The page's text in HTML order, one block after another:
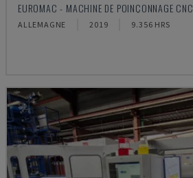
EUROMAC - MACHINE DE POINÇONNAGE CNC
ALLEMAGNE 2019 9.356 HRS